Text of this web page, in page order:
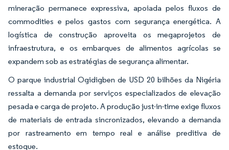
mineração permanece expressiva, apoiada pelos fluxos de
commodities e pelos gastos com segurança energética. A
logística de construção aproveita os megaprojetos de
infraestrutura, e os embarques de alimentos agrícolas se
expandem sob as estratégias de segurança alimentar.
O parque industrial Ogidigben de USD 20 bilhões da Nigéria
ressalta a demanda por serviços especializados de elevação
pesada e carga de projeto. A produção just-in-time exige fluxos
de materiais de entrada sincronizados, elevando a demanda
por rastreamento em tempo real e análise preditiva de
estoque.